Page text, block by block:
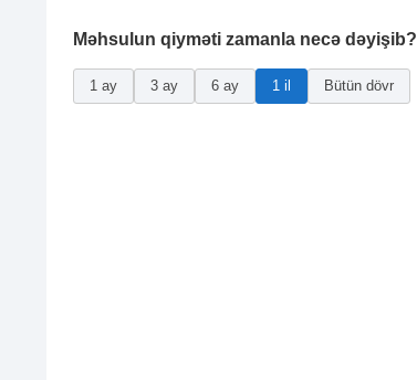
Məhsulun qiyməti zamanla necə dəyişib?
1 ay 3 ay 6 ay 1 il Bütün dövr